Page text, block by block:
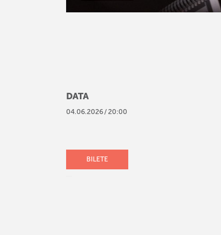
DATA
04.06.2026/20:00
BILETE